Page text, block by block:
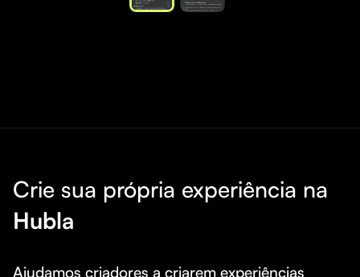
Crie sua própria experiência na
Hubla
Ajudamos criadores a criarem experiências